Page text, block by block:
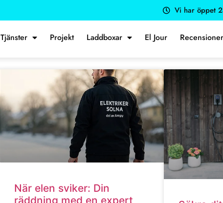
Vi har öppet
Tjänster Projekt Laddboxar El Jour Recensioner
När elen sviker: Din
räddning med en expert